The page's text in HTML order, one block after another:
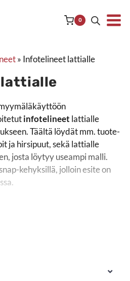
0
» Infotelineet lattialle
infotelineet lattialle
Täältä löydät mm. tuote-
ja hirsipuut, sekä lattialle
josta löytyy useampi malli.
kehyksillä, jolloin esite on